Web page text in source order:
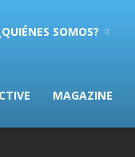
SOMOS?
MAGAZINE